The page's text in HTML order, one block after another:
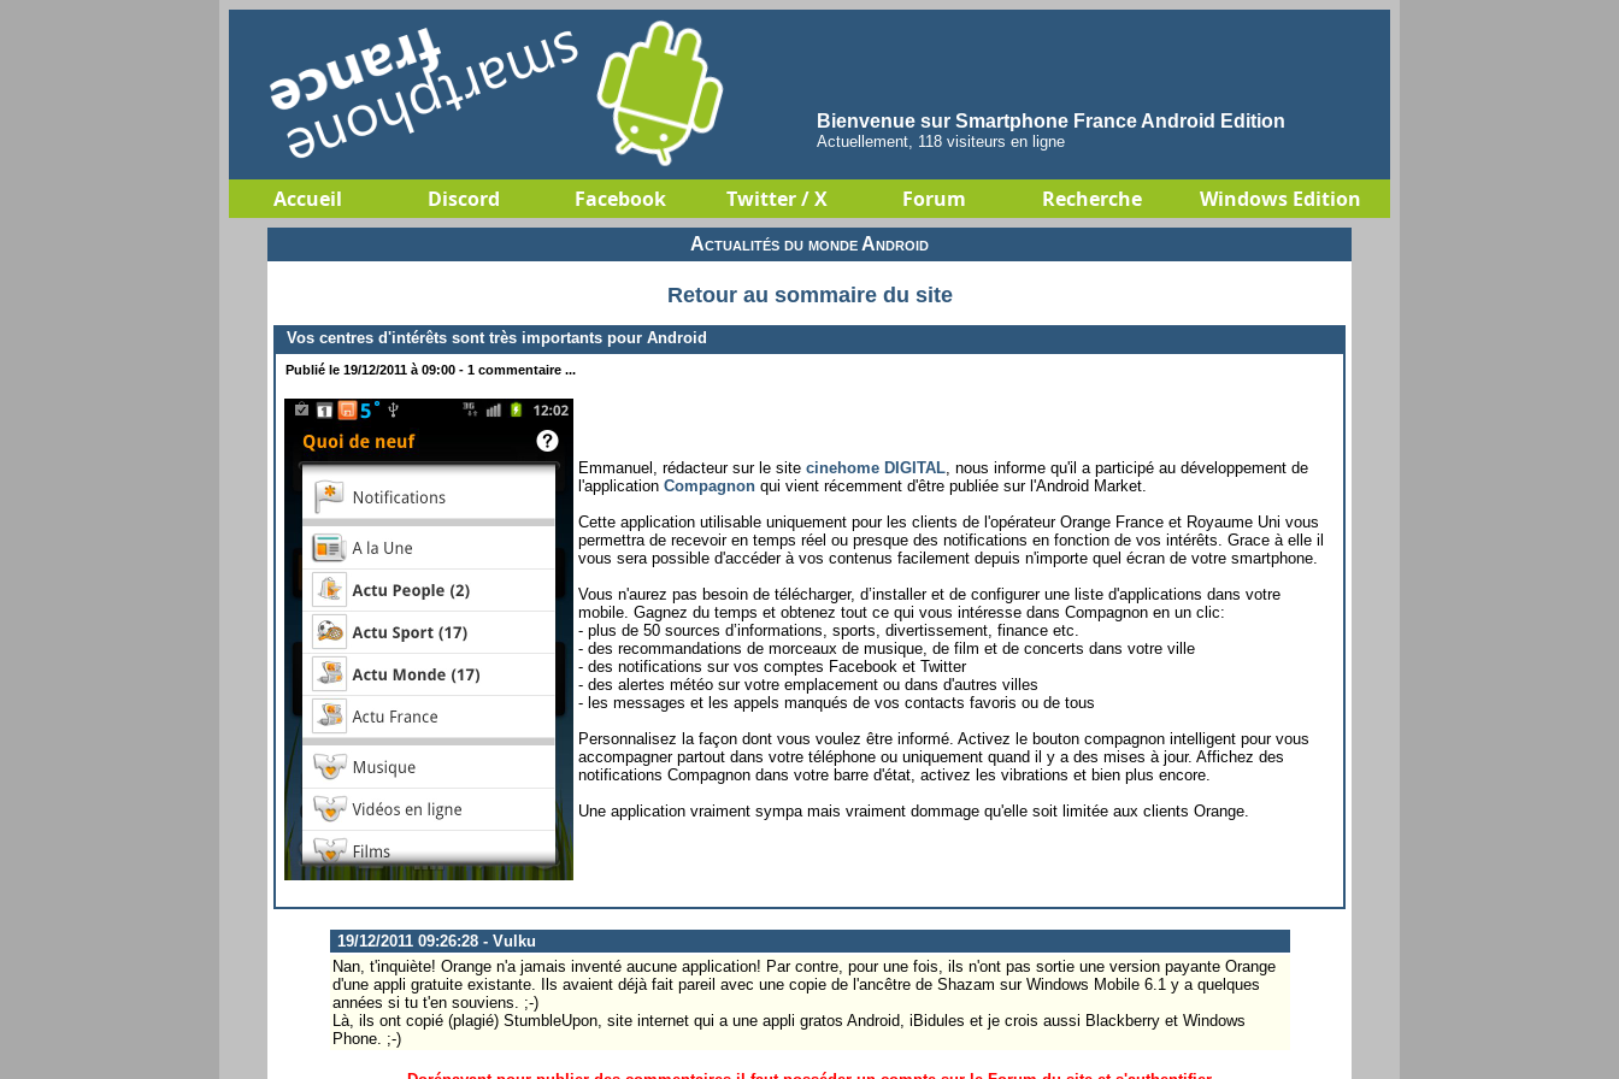
Bienvenue sur Smartphone France Android Edition
Actuellement, 118 visiteurs en ligne
Accueil Discord Facebook Twitter / X Forum Recherche Windows Edition
Actualités du monde Android
Retour au sommaire du site
Vos centres d'intérêts sont très importants pour Android
Publié le 19/12/2011 à 09:00 - 1 commentaire ...
Emmanuel, rédacteur sur le site cinehome DIGITAL , nous informe qu'il a participé au développement de
l'application Compagnon qui vient récemment d'être publiée sur l'Android Market.
Cette application utilisable uniquement pour les clients de l'opérateur Orange France et Royaume Uni vous
permettra de recevoir en temps réel ou presque des notifications en fonction de vos intérêts. Grace à elle il
vous sera possible d'accéder à vos contenus facilement depuis n'importe quel écran de votre smartphone.
Vous n'aurez pas besoin de télécharger, d’installer et de configurer une liste d'applications dans votre
mobile. Gagnez du temps et obtenez tout ce qui vous intéresse dans Compagnon en un clic:
- plus de 50 sources d’informations, sports, divertissement, finance etc.
- des recommandations de morceaux de musique, de film et de concerts dans votre ville
- des notifications sur vos comptes Facebook et Twitter
- des alertes météo sur votre emplacement ou dans d'autres villes
- les messages et les appels manqués de vos contacts favoris ou de tous
Personnalisez la façon dont vous voulez être informé. Activez le bouton compagnon intelligent pour vous
accompagner partout dans votre téléphone ou uniquement quand il y a des mises à jour. Affichez des
notifications Compagnon dans votre barre d'état, activez les vibrations et bien plus encore.
Une application vraiment sympa mais vraiment dommage qu'elle soit limitée aux clients Orange.
19/12/2011 09:26:28 - Vulku
Nan, t'inquiète! Orange n'a jamais inventé aucune application! Par contre, pour une fois, ils n'ont pas sortie une version payante Orange
d'une appli gratuite existante. Ils avaient déjà fait pareil avec une copie de l'ancêtre de Shazam sur Windows Mobile 6.1 y a quelques
années si tu t'en souviens. ;-)
Là, ils ont copié (plagié) StumbleUpon, site internet qui a une appli gratos Android, iBidules et je crois aussi Blackberry et Windows
Phone. ;-)